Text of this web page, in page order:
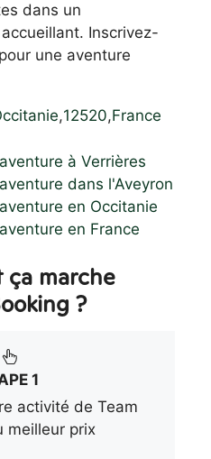
dans un
Inscrivez-
une aventure
,12520,France
à Verrières
dans l'Aveyron
en Occitanie
en France
ça marche
?
1
activité de Team
meilleur prix